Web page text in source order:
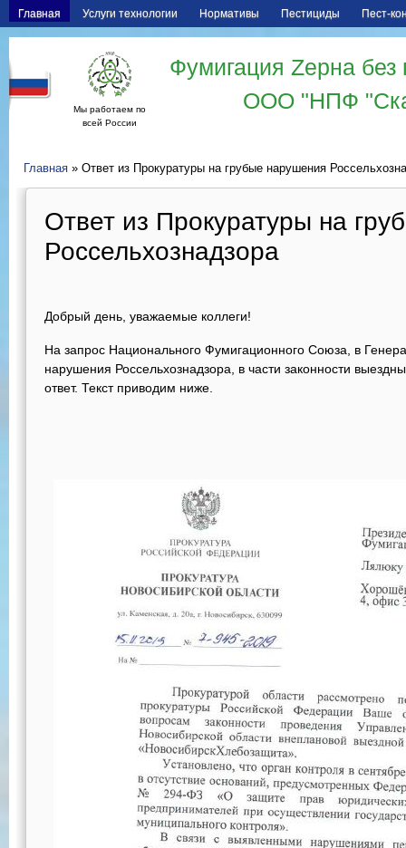
Главная Услуги технологии Нормативы Пестициды Пест-
Мы работаем по
всей России
Фумигация Zерна
ООО "НПФ
Главная » Ответ из Прокуратуры на грубые нарушения
Ответ из Прокуратуры на
Россельхознадзора
Добрый день, уважаемые коллеги!
На запрос Национального Фумигационного Союза, в
нарушения Россельхознадзора, в части законности
ответ. Текст приводим ниже.